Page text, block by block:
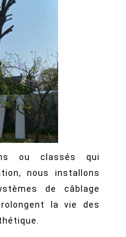
ou classés qui
nous installons
de câblage
la vie des